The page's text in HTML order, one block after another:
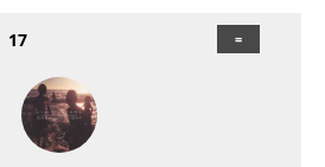
17